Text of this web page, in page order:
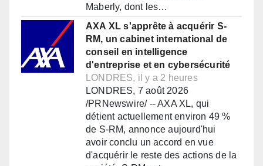
Maberly, dont les…
AXA XL s'apprête à acquérir S-
RM, un cabinet international de
conseil en intelligence
d'entreprise et en cybersécurité
LONDRES, il y a 2 heures
LONDRES, 7 août 2026
/PRNewswire/ -- AXA XL, qui
détient actuellement environ 49 %
de S-RM, annonce aujourd'hui
avoir conclu un accord en vue
d'acquérir le reste des actions de la